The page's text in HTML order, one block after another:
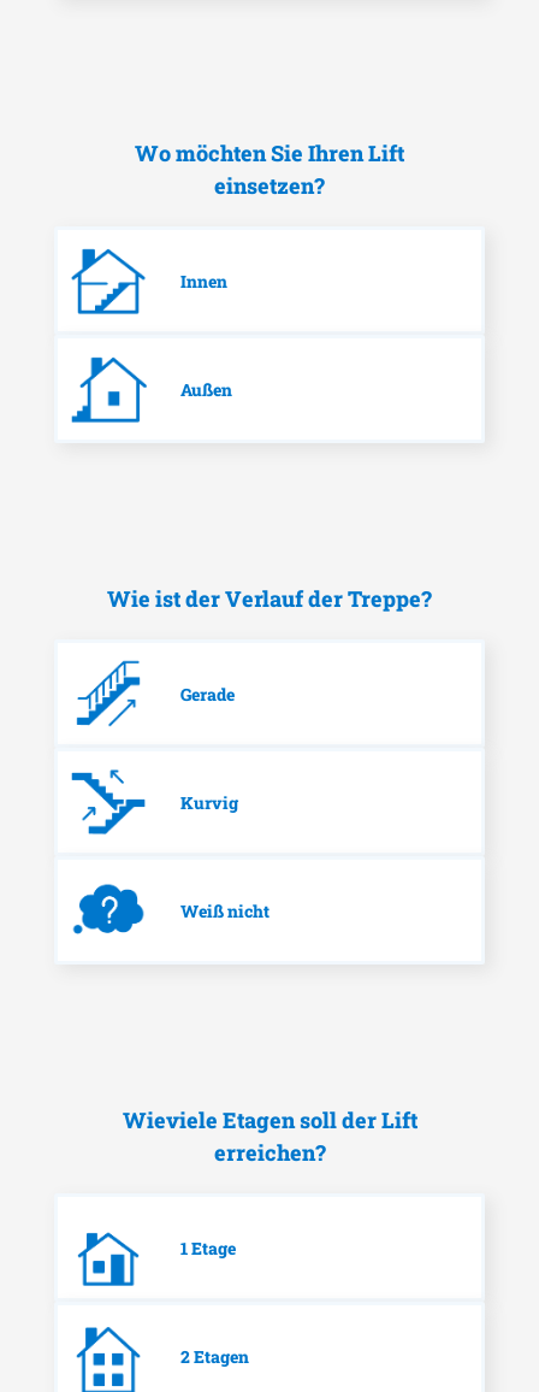
Wo möchten Sie Ihren Lift
einsetzen?
Innen
Außen
Wie ist der Verlauf der Treppe?
Gerade
Kurvig
Weiß nicht
Wieviele Etagen soll der Lift
erreichen?
1 Etage
2 Etagen